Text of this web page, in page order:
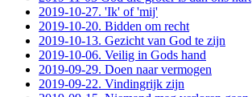
2019-10-27. 'Ik' of 'mij'
2019-10-20. Bidden om recht
2019-10-13. Gezicht van God te zijn
2019-10-06. Veilig in Gods hand
2019-09-29. Doen naar vermogen
2019-09-22. Vindingrijk zijn